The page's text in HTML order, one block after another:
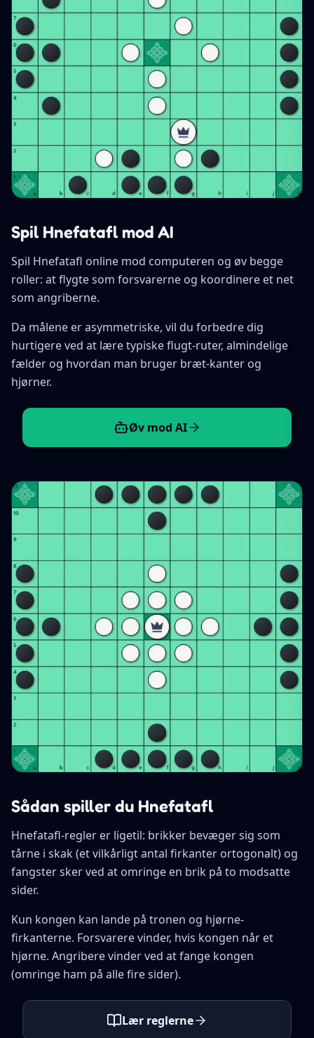
Spil Hnefatafl mod AI
Spil Hnefatafl online mod computeren og øv begge
roller: at flygte som forsvarerne og koordinere et net
som angriberne.
Da målene er asymmetriske, vil du forbedre dig
hurtigere ved at lære typiske flugt-ruter, almindelige
fælder og hvordan man bruger bræt-kanter og
hjørner.
Øv mod AI
Sådan spiller du Hnefatafl
Hnefatafl-regler er ligetil: brikker bevæger sig som
tårne i skak (et vilkårligt antal firkanter ortogonalt) og
fangster sker ved at omringe en brik på to modsatte
sider.
Kun kongen kan lande på tronen og hjørne-
firkanterne. Forsvarere vinder, hvis kongen når et
hjørne. Angribere vinder ved at fange kongen
(omringe ham på alle fire sider).
Lær reglerne